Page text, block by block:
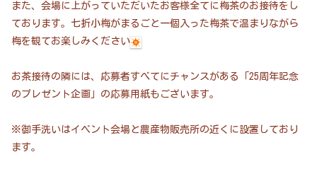
また、会場に上がっていただいたお客様全てに梅茶のお接待をし
ております。七折小梅がまるごと一個入った梅茶で温まりながら
梅を観てお楽しみください
お茶接待の隣には、応募者すべてにチャンスがある「25周年記念
のプレゼント企画」の応募用紙もございます。
※御手洗いはイベント会場と農産物販売所の近くに設置しており
ます。